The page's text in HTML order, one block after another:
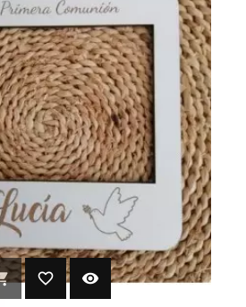
favorite_border visibility